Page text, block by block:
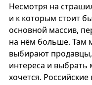
Несмотря на
и к которым стоит
основной массив,
на нём больше. Там
выбирают
интереса и выбрать
хочется.